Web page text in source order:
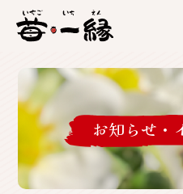
お知らせ・